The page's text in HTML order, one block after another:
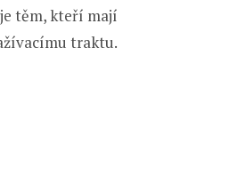
těm, kteří mají
traktu.